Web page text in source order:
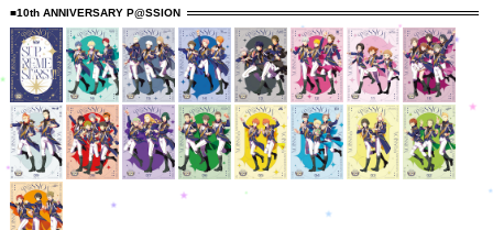
■10th ANNIVERSARY P@SSION